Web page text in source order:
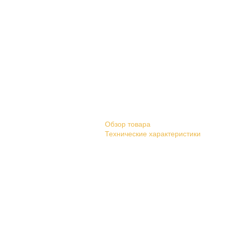
Обзор товара
Технические характеристики